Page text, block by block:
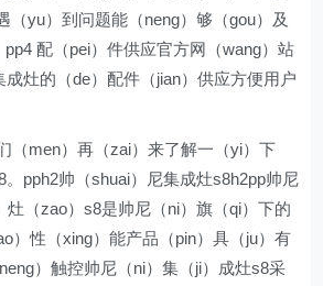
（yu）到问题能（neng）够（gou）及
配（pei）件供应官方网（wang）站
灶的（de）配件（jian）供应方便用户
（men）再（zai）来了解一（yi）下
。pph2帅（shuai）尼集成灶s8h2pp帅尼
灶（zao）s8是帅尼（ni）旗（qi）下的
）性（xing）能产品（pin）具（ju）有
）触控帅尼（ni）集（ji）成灶s8采